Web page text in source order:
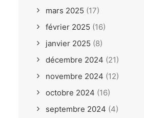
mars 2025 (17)
février 2025 (16)
janvier 2025 (8)
décembre 2024 (21)
novembre 2024 (12)
octobre 2024 (16)
septembre 2024 (4)